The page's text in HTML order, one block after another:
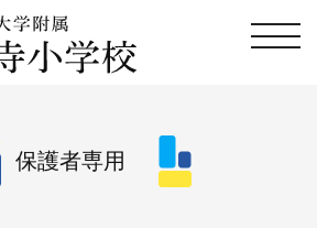
保護者専用